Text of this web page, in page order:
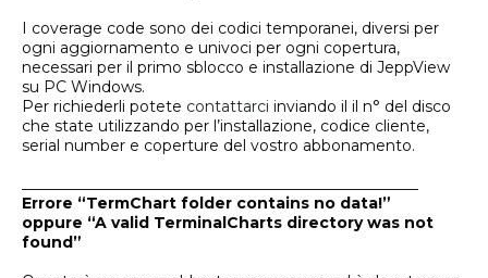
I coverage code sono dei codici temporanei, diversi per
ogni aggiornamento e univoci per ogni copertura,
necessari per il primo sblocco e installazione di JeppView
su PC Windows.
Per richiederli potete contattarci inviando il il n° del disco
che state utilizzando per l’installazione, codice cliente,
serial number e coperture del vostro abbonamento.
Errore “TermChart folder contains no data!”
oppure “A valid TerminalCharts directory was not
found”